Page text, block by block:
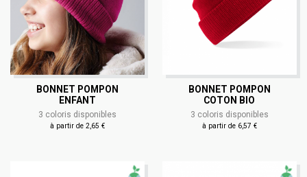
BONNET POMPON
ENFANT
3 coloris disponibles
à partir de 2,65 €
BONNET POMPON
COTON BIO
3 coloris disponibles
à partir de 6,57 €